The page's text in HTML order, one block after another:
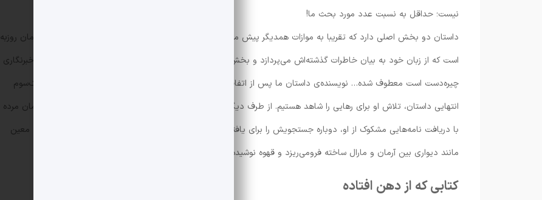
نیست؛ حداقل به‌ نسبت عدد مورد بحث ما!
داستان دو بخش اصلی دارد که تقریبا به موازات همدیگر پیش می‌روند. بخش اول در مورد نویسنده‌ای خوش‌ذوق به نام آرمان روزبه
است که از زبان خود به بیان خاطرات گذشته‌اش می‌پردازد و بخش دوم از دید دانای کل به ماجرای معشوقه‌ی سابق او که خبرنگاری
چیره‌دست است معطوف شده… نویسنده‌ی داستان ما پس از اتفاقاتی غیرمنتظره به بیمارستان روانی منتقل می‌شود و تا یک‌سوم
انتهایی داستان، تلاش او برای رهایی را شاهد هستیم. از طرف دیگر معشوقه‌اش، مارال پس از یک سال که تصور می‌کرده آرمان مرده
با دریافت نامه‌هایی مشکوک از او، دوباره جستجویش را برای یافتن نویسنده آغاز می‌کند. در پایان‌بندی کتاب، رازی که روزبه معین
مانند دیواری بین آرمان و مارال ساخته فرو‌می‌ریزد و قهوه نوشیده می‌شود.
کتابی که از دهن افتاده